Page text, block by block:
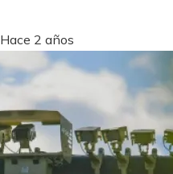
Hace 2 años